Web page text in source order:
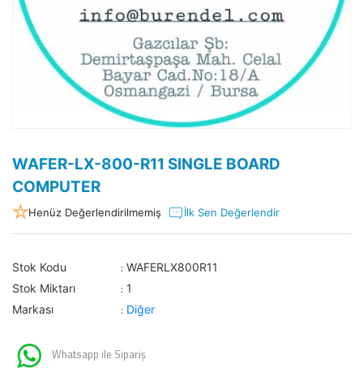
WAFER-LX-800-R11 SINGLE BOARD
COMPUTER
Henüz Değerlendirilmemiş İlk Sen Değerlendir
Stok Kodu : WAFERLX800R11
Stok Miktarı
: 1
Markası
: Diğer
Whatsapp ile Sipariş